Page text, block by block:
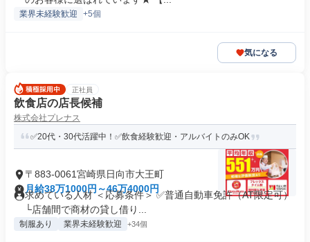
業界未経験歓迎 +5個
気になる
正社員
飲食店の店長候補
株式会社プレナス
✅20代・30代活躍中！✅飲食経験歓迎・アルバイトのみOK
〒883-0061宮崎県日向市大王町
月給38万1000円～46万4000円
求めている人材 ＜応募条件＞ ✅普通自動車免許（AT限定可）
└店舗間で商材の貸し借り...
制服あり 業界未経験歓迎 +34個